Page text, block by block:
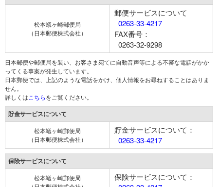
松本蟻ヶ崎郵便局
（日本郵便株式会社）
郵便サービスについて
0263-33-4217
FAX番号：
0263-32-9298
日本郵便や郵便局を装い、お客さま宛てに自動音声等による不審な電話がかか
ってくる事案が発生しています。
日本郵便では、上記のような電話をかけ、個人情報をお尋ねすることはありま
せん。
詳しくは こちらをご覧ください。
貯金サービスについて
松本蟻ヶ崎郵便局
（日本郵便株式会社）
貯金サービスについて：
0263-33-4217
保険サービスについて
松本蟻ヶ崎郵便局
保険サービスについて：